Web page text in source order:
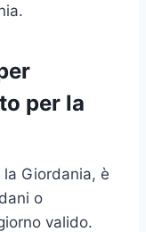
per la
Giordania, è
o
valido.